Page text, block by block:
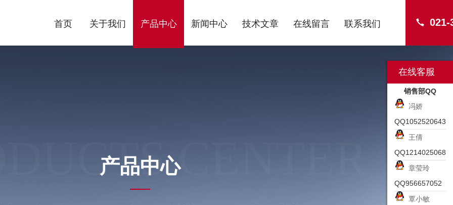
021-
首页 关于我们 产品中心 新闻中心 技术文章 在线留言 联系我们
CENTER
产品中心
在线客服
销售部QQ
冯娇
QQ1052520643
王倩
QQ1214025068
章莹玲
QQ956657052
覃小敏